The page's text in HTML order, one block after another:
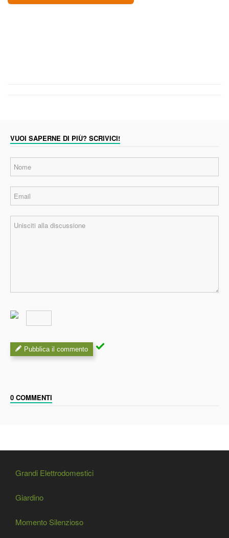
VUOI SAPERNE DI PIÙ? SCRIVICI!
Pubblica il commento
0 COMMENTI
Grandi Elettrodomestici
Giardino
Momento Silenzioso